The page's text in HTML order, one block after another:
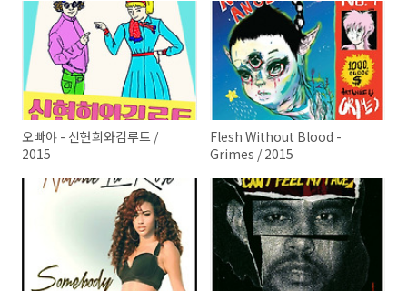
오빠야 - 신현희와김루트 /
2015
Flesh Without Blood -
Grimes / 2015